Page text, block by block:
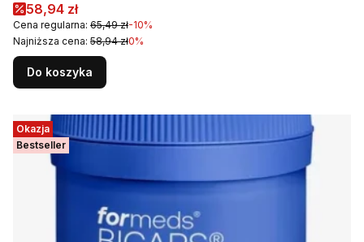
Cena promocyjna
58,94 zł
Cena regularna: 65,49 zł-10%
Najniższa cena: 58,94 zł0%
Do koszyka
Okazja
Bestseller